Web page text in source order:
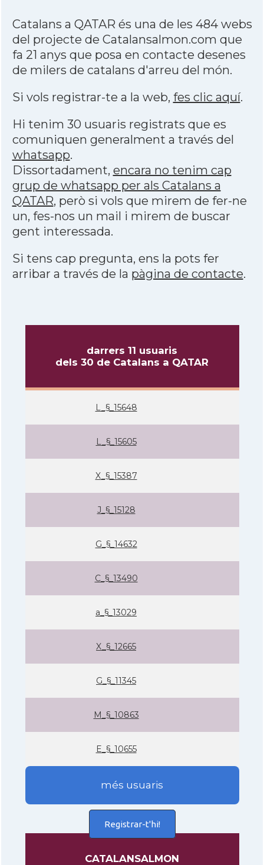
Catalans a QATAR és una de les 484 webs
del projecte de Catalansalmon.com que
fa 21 anys que posa en contacte desenes
de milers de catalans d'arreu del món.
Si vols registrar-te a la web, fes clic aquí.
Hi tenim 30 usuaris registrats que es
comuniquen generalment a través del
whatsapp.
Dissortadament, encara no tenim cap
grup de whatsapp per als Catalans a
QATAR, però si vols que mirem de fer-ne
un, fes-nos un mail i mirem de buscar
gent interessada.
Si tens cap pregunta, ens la pots fer
arribar a través de la pàgina de contacte.
darrers 11 usuaris
dels 30 de Catalans a QATAR
L_§_15648
L_§_15605
X_§_15387
J_§_15128
G_§_14632
C_§_13490
a_§_13029
X_§_12665
G_§_11345
M_§_10863
E_§_10655
més usuaris
Registrar-t'hi!
CATALANSALMON